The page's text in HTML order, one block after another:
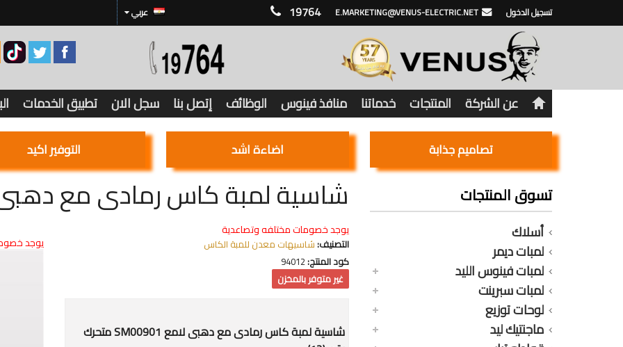
19764 E.MARKETING@VENUS-ELECTRIC.NET تسجيل الدخول عربي
عن الشركة المنتجات خدماتنا منافذ فينوس الوظائف إتصل بنا سجل الان تطبيق الخدمات
تصاميم جذابة اضاءة اشد التوفير اكيد
تسوق المنتجات
أسلاك
لمبات ديمر
لمبات فينوس الليد
لمبات سبرينت
لوحات توزيع
ماجنتيك ليد
شاسية لمبة كاس رمادى مع
يوجد خصومات مختلفه وتصاعدية
التصنيف:شاسيهات معدن للمبة الكاس
كود المنتج:94012
غير متوفر بالمخزن
شاسية لمبة كاس رمادى مع دهبى لامع SM00901 متحرك
يوجد